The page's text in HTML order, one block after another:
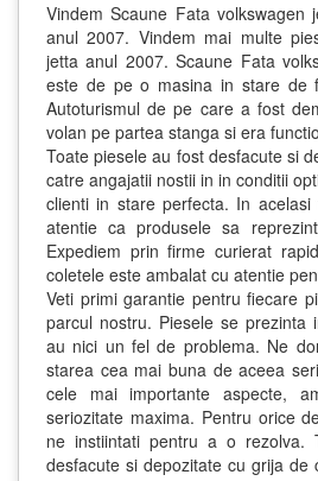
Vindem Scaune Fata volkswagen
anul 2007. Vindem mai multe
jetta anul 2007. Scaune Fata
este de pe o masina in stare de
Autoturismul de pe care a fost
volan pe partea stanga si era
Toate piesele au fost desfacute si
catre angajatii nostii in in conditii
clienti in stare perfecta. In
atentie ca produsele sa
Expediem prin firme curierat
coletele este ambalat cu atentie
Veti primi garantie pentru fiecare
parcul nostru. Piesele se prezinta
au nici un fel de problema. Ne
starea cea mai buna de aceea
cele mai importante aspecte,
seriozitate maxima. Pentru orice
ne instiintati pentru a o rezolva.
desfacute si depozitate cu grija de